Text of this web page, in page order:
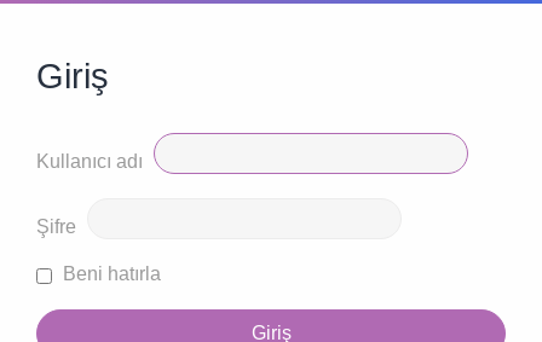
Giriş
Kullanıcı adı
Şifre
Beni hatırla